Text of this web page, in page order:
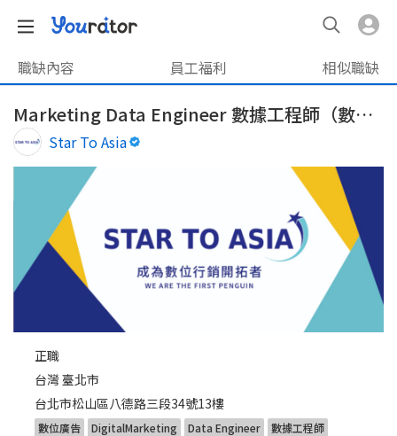
職缺內容 員工福利 相似職缺
Marketing Data Engineer 數據工程師（數據追蹤、GA4/GTM設定）
Star To Asia
正職
台灣 臺北市
台北市松山區八德路三段34號13樓
數位廣告 DigitalMarketing Data Engineer 數據工程師